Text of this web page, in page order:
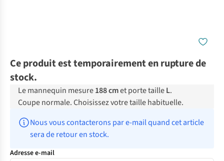
Ce produit est temporairement en rupture de
stock.
Le mannequin mesure188 cmet porte tailleL.
Coupe normale. Choisissez votre taille habituelle.
Nous vous contacterons par e-mail quand cet article
sera de retour en stock.
Adresse e-mail